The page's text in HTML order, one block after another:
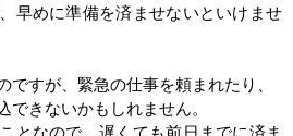
早めに準備を済ませないといけませ
ですが、緊急の仕事を頼まれたり、
できないかもしれません。